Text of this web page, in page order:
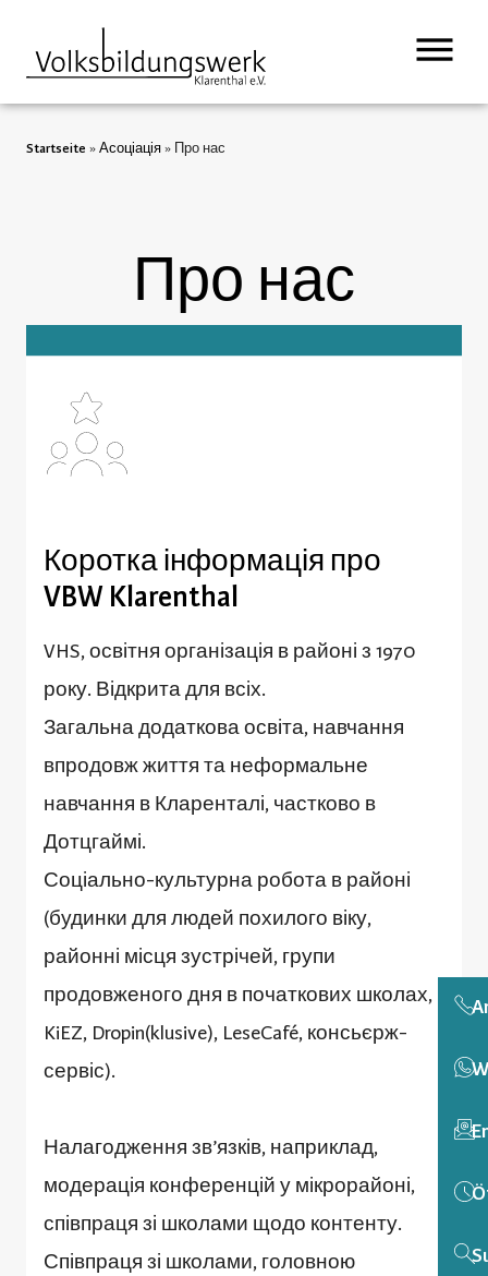
Startseite » Асоціація » Про нас
Про нас
Коротка інформація про
VBW Klarenthal
VHS, освітня організація в районі з 1970
року. Відкрита для всіх.
Загальна додаткова освіта, навчання
впродовж життя та неформальне
навчання в Кларенталі, частково в
Дотцгаймі.
Соціально-культурна робота в районі
(будинки для людей похилого віку,
районні місця зустрічей, групи
продовженого дня в початкових школах,
KiEZ, Dropin(klusive), LeseCafé, консьєрж-
сервіс).
Налагодження зв’язків, наприклад,
модерація конференцій у мікрорайоні,
співпраця зі школами щодо контенту.
Співпраця зі школами, головною